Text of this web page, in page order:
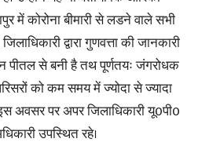
में कोरोना बीमारी से लडने वाले सभी
द्वारा गुणवत्ता की जानकारी
पीतल से बनी है तथ पूर्णतयः जंगरोधक
को कम समय में ज्योदा से ज्यादा
अवसर पर अपर जिलाधिकारी यू0पी0
उपस्थित रहे।